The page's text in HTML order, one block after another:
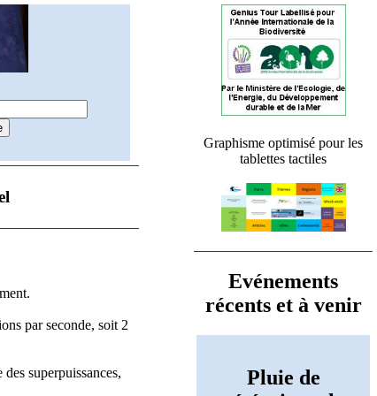
par seconde, soit 2
superpuissances,
Graphisme optimisé pour les
tablettes tactiles
Evénements
récents et à venir
Pluie de